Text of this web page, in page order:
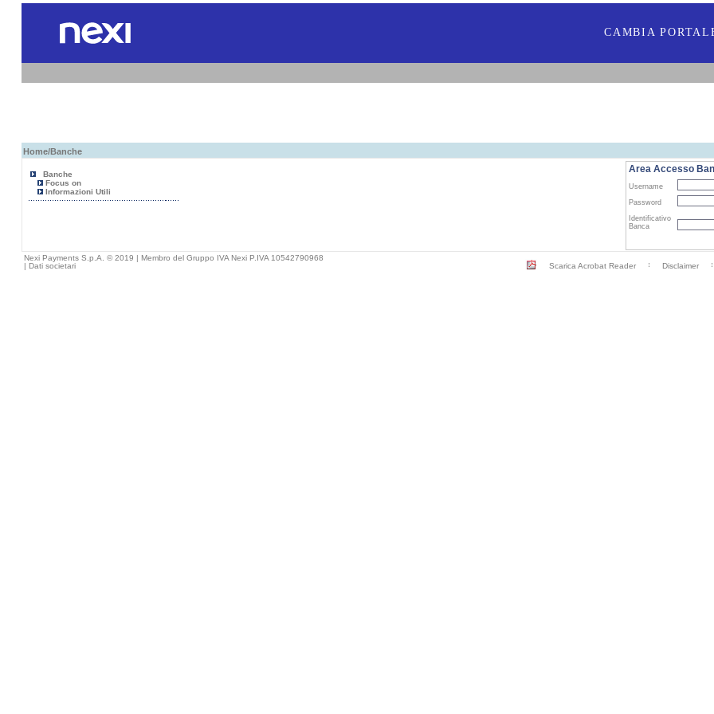
CAMBIA
Home/Banche
Banche
Focus on
Informazioni Utili
Area Accesso
Username
Password
Identificativo
Banca
Nexi Payments S.p.A. © 2019 | Membro del Gruppo IVA Nexi P.IVA 10542790968
| Dati societari Scarica Acrobat Reader Disclaimer